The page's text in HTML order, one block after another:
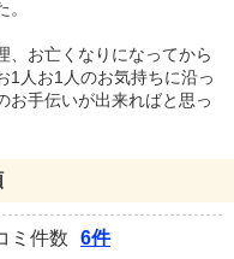
、お亡くなりになってから
1人お1人のお気持ちに沿っ
お手伝いが出来ればと思っ
ミ件数 6件